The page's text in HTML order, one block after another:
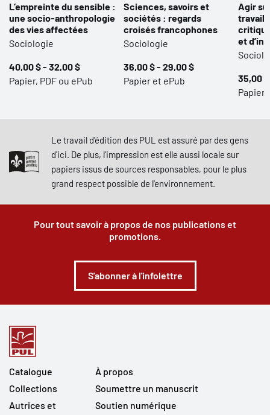
L’empreinte du sensible :
une socio-anthropologie
des vies affectées
Sociologie
40,00 $ - 32,00 $
Papier, PDF ou ePub
Sciences, savoirs et
sociétés : regards
croisés francophones
Sociologie
36,00 $ - 29,00 $
Papier et ePub
Agir
travail
et
35,00
Papier,
Le travail d'édition des PUL est assuré par des gens
d'ici. De plus, l'impression est elle aussi locale sur
papiers issus de sources responsables, pour le plus
grand respect possible de l'environnement.
Pour tout savoir à propos de nos publications et
promotions.
S'abonner à l'infolettre
Catalogue
Collections
Autrices et
À propos
Soumettre un manuscrit
Soutien numérique